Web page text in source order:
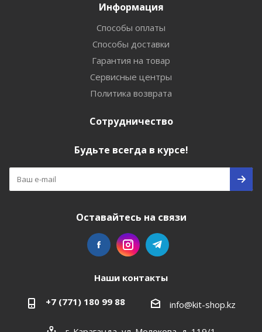
Информация
Способы оплаты
Способы доставки
Гарантия на товар
Сервисные центры
Политика возврата
Сотрудничество
Будьте всегда в курсе!
Оставайтесь на связи
Наши контакты
+7 (771) 180 99 88 info@kit-shop.kz